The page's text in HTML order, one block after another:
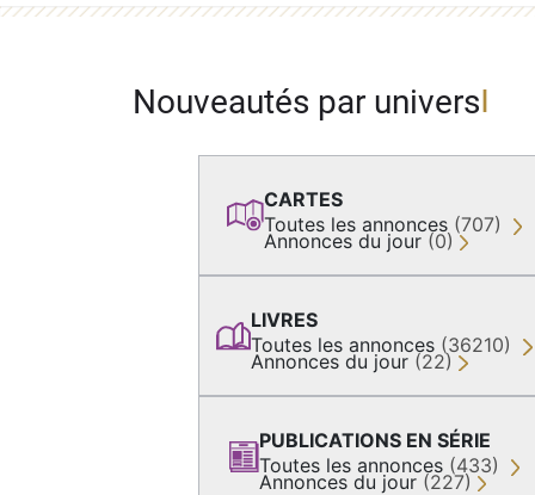
Nouveautés par univers
CARTES
Toutes les annonces (707)
Annonces du jour (0)
LIVRES
Toutes les annonces (36210)
Annonces du jour (22)
PUBLICATIONS EN SÉRIE
Toutes les annonces (433)
Annonces du jour (227)